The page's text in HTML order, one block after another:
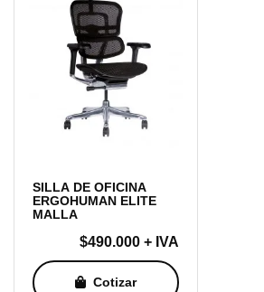
SILLA DE OFICINA
ERGOHUMAN ELITE
MALLA
$490.000 + IVA
Cotizar